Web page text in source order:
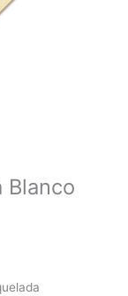
Blanco